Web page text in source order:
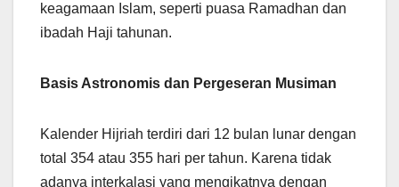
keagamaan Islam, seperti puasa Ramadhan dan
ibadah Haji tahunan.
Basis Astronomis dan Pergeseran Musiman
Kalender Hijriah terdiri dari 12 bulan lunar dengan
total 354 atau 355 hari per tahun. Karena tidak
adanya interkalasi yang mengikatnya dengan